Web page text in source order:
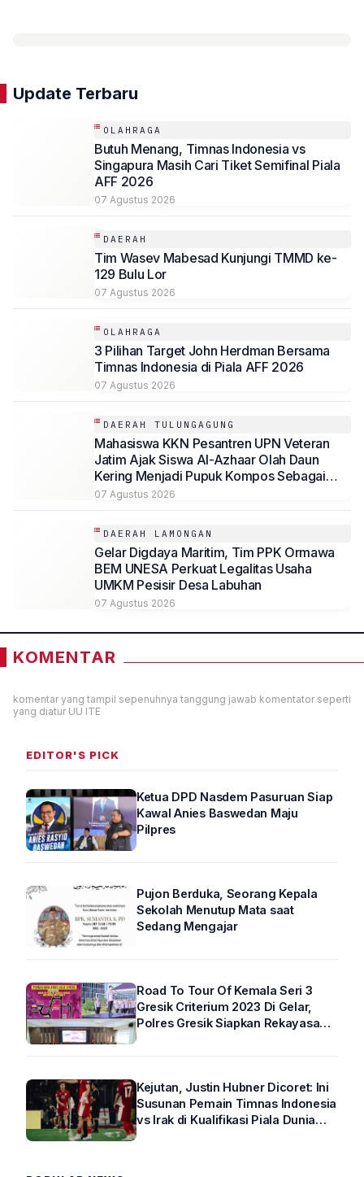
Update Terbaru
OLAHRAGA
Butuh Menang, Timnas Indonesia vs
Singapura Masih Cari Tiket Semifinal Piala
AFF 2026
07 Agustus 2026
DAERAH
Tim Wasev Mabesad Kunjungi TMMD ke-
129 Bulu Lor
07 Agustus 2026
OLAHRAGA
3 Pilihan Target John Herdman Bersama
Timnas Indonesia di Piala AFF 2026
07 Agustus 2026
DAERAH TULUNGAGUNG
Mahasiswa KKN Pesantren UPN Veteran
Jatim Ajak Siswa Al-Azhaar Olah Daun
Kering Menjadi Pupuk Kompos Sebagai
Solusi Ramah Lingkungan
07 Agustus 2026
DAERAH LAMONGAN
Gelar Digdaya Maritim, Tim PPK Ormawa
BEM UNESA Perkuat Legalitas Usaha
UMKM Pesisir Desa Labuhan
07 Agustus 2026
KOMENTAR
komentar yang tampil sepenuhnya tanggung jawab komentator seperti
yang diatur UU ITE
EDITOR'S PICK
Ketua DPD Nasdem Pasuruan Siap
Kawal Anies Baswedan Maju
Pilpres
Pujon Berduka, Seorang Kepala
Sekolah Menutup Mata saat
Sedang Mengajar
Road To Tour Of Kemala Seri 3
Gresik Criterium 2023 Di Gelar,
Polres Gresik Siapkan Rekayasa
Kejutan, Justin Hubner Dicoret: Ini
Susunan Pemain Timnas Indonesia
vs Irak di Kualifikasi Piala Dunia